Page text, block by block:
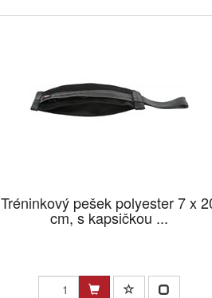
Tréninkový pešek polyester 7 x
cm, s kapsičkou ...